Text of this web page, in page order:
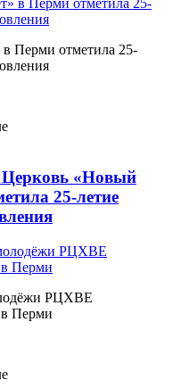
Перми отметила 25-
Церковь «Новый
25-летие
РЦХВЕ
Перми